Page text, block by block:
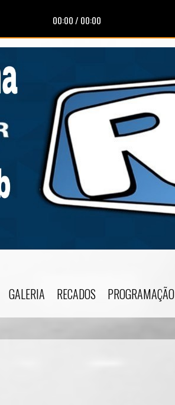
00:00/ 00:00
GALERIA RECADOS PROGRAMAÇÃO